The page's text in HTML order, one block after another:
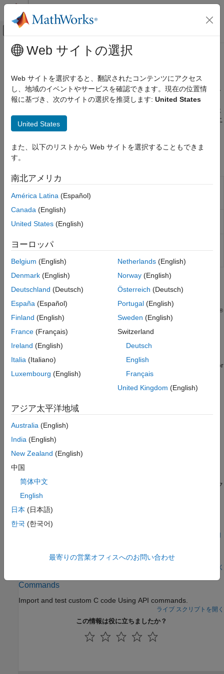
コンテンツへスキップ
オフキャンバス ナビゲーション メ
ドキュメンテーションのホーム
Simulink Test
テスト実行
カテゴリ
機能、ベースライン、マルチリリース、お
SIL、PIL、および HIL テスト
ASAM XIL テスト
生成コードのテスト
テスト結果の解釈
テストのデバッグ
テスト カバレッジのチェック
メインコンテンツ
生成コードのテスト
統合コード、C コード、以前のリリースのコードについてのテス
トの実行
生成コード、手書きコード、および以前のリリースで生成された
コードを検証するテストを作成して実行できます。MATLAB ユニ
ット テスト フレームワークを使用してモデルとコードをテスト
関数
sltest.CodeImporter
Import C or C++
createSandbox
for C code unit
testing
トピック
Importing and Testing Custom C/C++ Code
®
using the Code Importer wizard in the Test Manager or API
commands at the MATLAB
command line.
Test code integrated in a Simulink model using C Caller blocks or
S-Functions.
MATLAB テスト スクリプトとのテストの統合。
Code Generation Verification Workflow with Simulink Test
Perform code generation verification for a model.
モデルが読み込まれ、テスト ケース、反復、およびコールバック
が実行される順序。
注目の例
Conduct Unit Testing on Imported Custom Code by Using
Import and test custom C code using the wizard.
ライブ スクリプトを開く
Commands
Import and test custom C code Using API commands.
ライブ スクリプトを開く
この情報は役に立ちましたか？
Web サイトの選択
Web サイトを選択すると、翻訳されたコンテンツにアクセス
し、地域のイベントやサービスを確認できます。現在の位置情
報に基づき、次のサイトの選択を推奨します: United States
United States
また、以下のリストから Web サイトを選択することもできま
す。
南北アメリカ
América Latina (Español)
Canada (English)
United States (English)
ヨーロッパ
Belgium (English)
Denmark (English)
Deutschland (Deutsch)
España (Español)
Finland (English)
France (Français)
Ireland (English)
Italia (Italiano)
Luxembourg (English)
Netherlands(English)
Norway(English)
Österreich (Deutsch)
Portugal(English)
Sweden (English)
Switzerland
Deutsch
English
Français
United Kingdom (English)
アジア太平洋地域
Australia (English)
India (English)
New Zealand (English)
中国
简体中文
English
日本 (日本語)
한국 (한국어)
最寄りの営業オフィスへのお問い合わせ